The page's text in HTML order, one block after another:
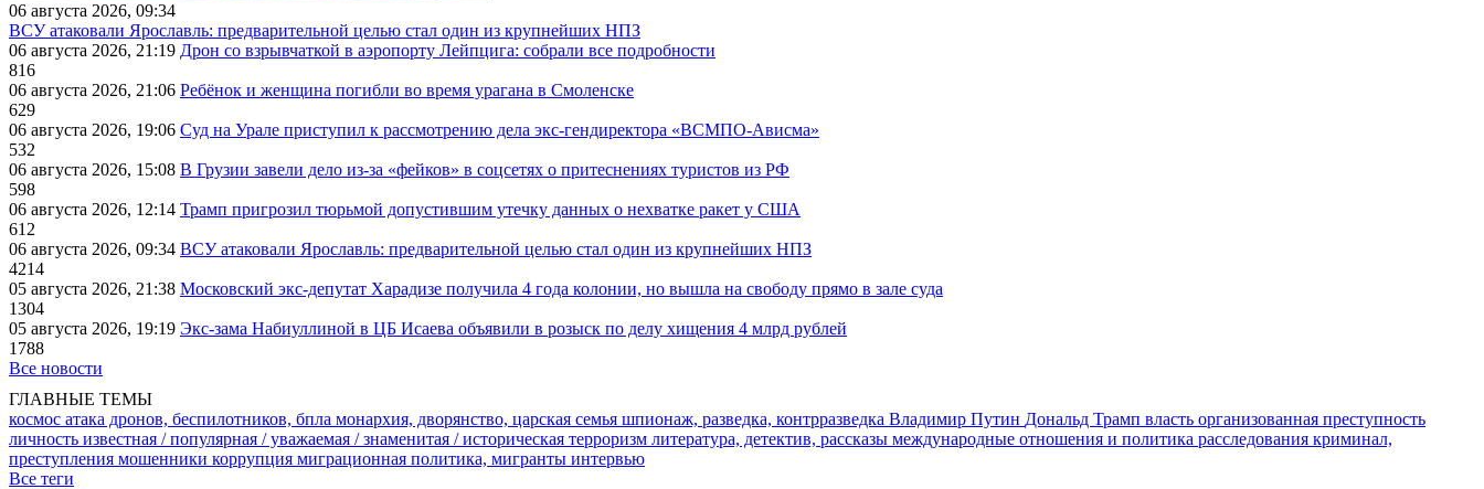
06 августа 2026, 09:34
ВСУ атаковали Ярославль: предварительной целью стал один из крупнейших НПЗ
06 августа 2026, 21:19 Дрон со взрывчаткой в аэропорту Лейпцига: собрали все подробности
816
06 августа 2026, 21:06 Ребёнок и женщина погибли во время урагана в Смоленске
629
06 августа 2026, 19:06 Суд на Урале приступил к рассмотрению дела экс-гендиректора «ВСМПО-Ависма»
532
06 августа 2026, 15:08 В Грузии завели дело из-за «фейков» в соцсетях о притеснениях туристов из РФ
598
06 августа 2026, 12:14 Трамп пригрозил тюрьмой допустившим утечку данных о нехватке ракет у США
612
06 августа 2026, 09:34 ВСУ атаковали Ярославль: предварительной целью стал один из крупнейших НПЗ
4214
05 августа 2026, 21:38 Московский экс-депутат Харадизе получила 4 года колонии, но вышла на свободу прямо в зале суда
1304
05 августа 2026, 19:19 Экс-зама Набиуллиной в ЦБ Исаева объявили в розыск по делу хищения 4 млрд рублей
1788
Все новости
ГЛАВНЫЕ ТЕМЫ
космос атака дронов, беспилотников, бпла монархия, дворянство, царская семья шпионаж, разведка, контрразведка Владимир Путин Дональд Трамп власть организованная преступность
личность известная / популярная / уважаемая / знаменитая / историческая терроризм литература, детектив, рассказы международные отношения и политика расследования криминал,
преступления мошенники коррупция миграционная политика, мигранты интервью
Все теги